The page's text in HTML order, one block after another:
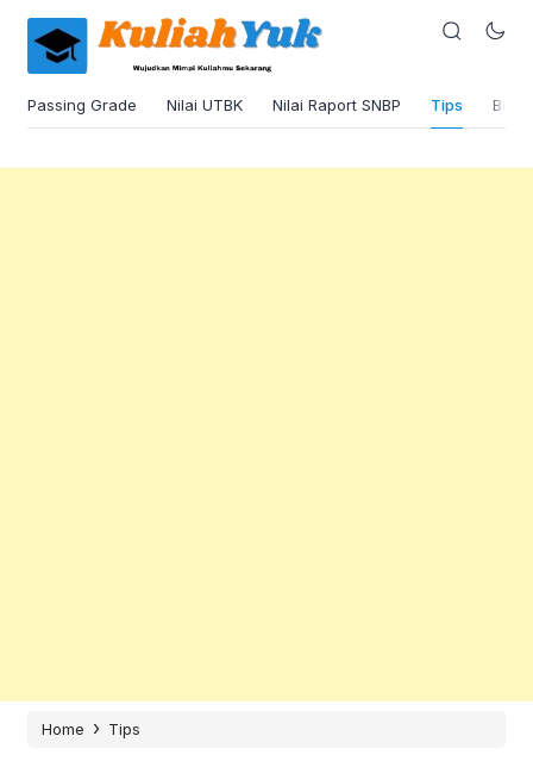
Passing Grade Nilai UTBK Nilai Raport SNBP Tips
Home › Tips